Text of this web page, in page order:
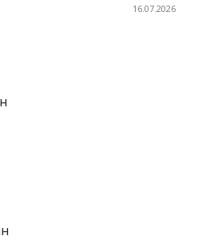
16.07.2026